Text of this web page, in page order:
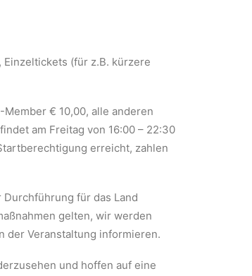
(für z.B. kürzere
€ 10,00, alle anderen
am Freitag von 16:00 – 22:30
erreicht, zahlen
für das Land
gelten, wir werden
der Veranstaltung informieren.
und hoffen auf eine